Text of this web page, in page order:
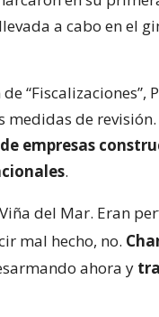
a cabo en el
“Fiscalizaciones”,
de
empresas
.
del Mar. Eran
mal hecho, no.
ahora y